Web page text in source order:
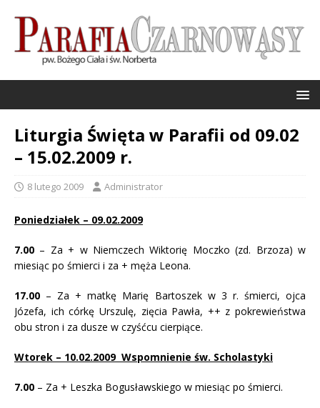
Liturgia Święta w Parafii od 09.02
– 15.02.2009 r.
8 lutego 2009 Administrator
Poniedziałek – 09.02.2009
7.00 – Za + w Niemczech Wiktorię Moczko (zd. Brzoza) w
miesiąc po śmierci i za + męża Leona.
17.00 – Za + matkę Marię Bartoszek w 3 r. śmierci, ojca
Józefa, ich córkę Urszulę, zięcia Pawła, ++ z pokrewieństwa
obu stron i za dusze w czyśćcu cierpiące.
Wtorek – 10.02.2009 Wspomnienie św. Scholastyki
7.00 – Za + Leszka Bogusławskiego w miesiąc po śmierci.